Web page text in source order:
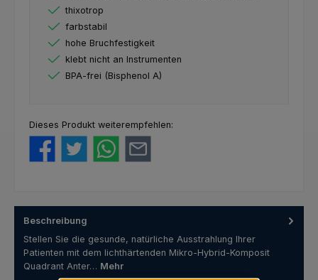
thixotrop
farbstabil
hohe Bruchfestigkeit
klebt nicht an Instrumenten
BPA-frei (Bisphenol A)
Dieses Produkt weiterempfehlen:
Beschreibung
Stellen Sie die gesunde, natürliche Ausstrahlung Ihrer
Patienten mit dem lichthärtenden Mikro-Hybrid-Komposit
Quadrant Anter… Mehr